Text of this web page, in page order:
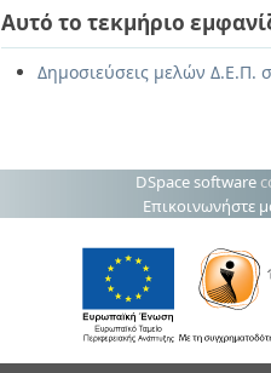
Αυτό το τεκμήριο
Δημοσιεύσεις μελών Δ.Ε.Π.
DSpace software
Επικοινωνήστε